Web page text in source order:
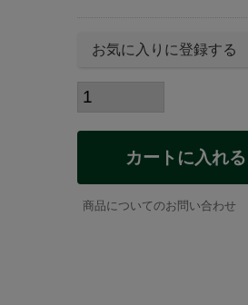
お気に入りに登録する
カートに入れる
商品についてのお問い合わせ